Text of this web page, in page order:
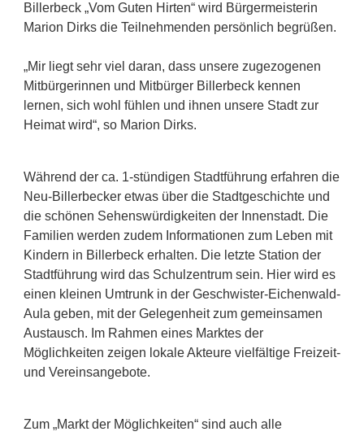
Billerbeck „Vom Guten Hirten“ wird Bürgermeisterin
Marion Dirks die Teilnehmenden persönlich begrüßen.
„Mir liegt sehr viel daran, dass unsere zugezogenen
Mitbürgerinnen und Mitbürger Billerbeck kennen
lernen, sich wohl fühlen und ihnen unsere Stadt zur
Heimat wird“, so Marion Dirks.
Während der ca. 1-stündigen Stadtführung erfahren die
Neu-Billerbecker etwas über die Stadtgeschichte und
die schönen Sehenswürdigkeiten der Innenstadt. Die
Familien werden zudem Informationen zum Leben mit
Kindern in Billerbeck erhalten. Die letzte Station der
Stadtführung wird das Schulzentrum sein. Hier wird es
einen kleinen Umtrunk in der Geschwister-Eichenwald-
Aula geben, mit der Gelegenheit zum gemeinsamen
Austausch. Im Rahmen eines Marktes der
Möglichkeiten zeigen lokale Akteure vielfältige Freizeit-
und Vereinsangebote.
Zum „Markt der Möglichkeiten“ sind auch alle